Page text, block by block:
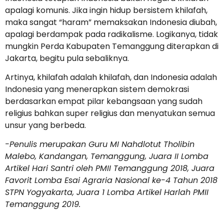
apalagi komunis. Jika ingin hidup bersistem khilafah,
maka sangat “haram” memaksakan Indonesia diubah,
apalagi berdampak pada radikalisme. Logikanya, tidak
mungkin Perda Kabupaten Temanggung diterapkan di
Jakarta, begitu pula sebaliknya.
Artinya, khilafah adalah khilafah, dan Indonesia adalah
Indonesia yang menerapkan sistem demokrasi
berdasarkan empat pilar kebangsaan yang sudah
religius bahkan super religius dan menyatukan semua
unsur yang berbeda.
-Penulis merupakan Guru MI Nahdlotut Tholibin
Malebo, Kandangan, Temanggung, Juara II Lomba
Artikel Hari Santri oleh PMII Temanggung 2018, Juara
Favorit Lomba Esai Agraria Nasional ke-4 Tahun 2018
STPN Yogyakarta, Juara 1 Lomba Artikel Harlah PMII
Temanggung 2019.